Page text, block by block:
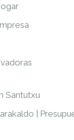
Santutxu
|